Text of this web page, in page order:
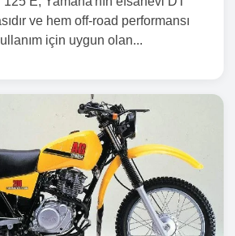
ve hem off-road performansı
için uygun olan...